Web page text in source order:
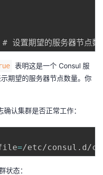
表明这是一个 Consul 服
期望的服务器节点数量。你
认集群是否正常工作：
file=
状态：